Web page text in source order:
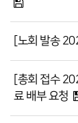
[노회 발송
[총회 접수
료 배부 요청